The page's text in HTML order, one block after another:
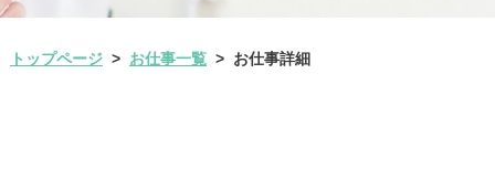
トップページ > お仕事一覧 > お仕事詳細